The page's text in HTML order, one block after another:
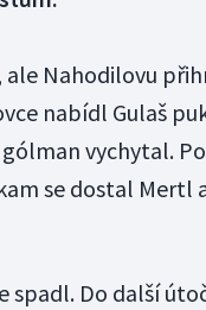
Nahodilovu
nabídl Gulaš
vychytal.
se dostal Mertl
spadl. Do další